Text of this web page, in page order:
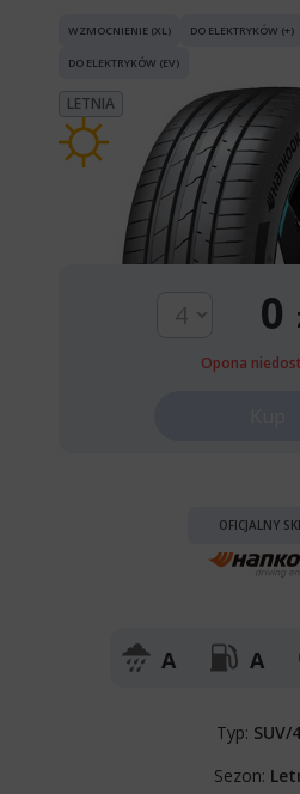
WZMOCNIENIE (XL) DO ELEKTRYKÓW (+)
DO ELEKTRYKÓW (EV)
LETNIA
0
Opona
OFICJALNY
A A
Typ: SUV/
Sezon: